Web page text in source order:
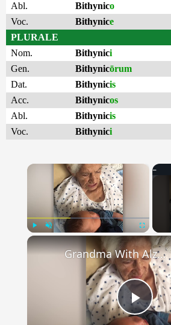
Abl.
Bithynico
Voc.
Bithynice
PLURALE
Nom.
Bithynici
Gen.
Bithynicōrum
Dat.
Bithynicis
Acc.
Bithynicos
Abl.
Bithynicis
Voc.
Bithynici
×
Fullscreen
Play
Grandma With Alzheimer's Sings Childhood Song To Grandson | Happily TV